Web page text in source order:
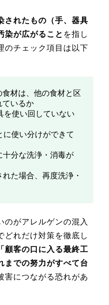
されたもの（手、器具
染が広がること を指し
のチェック項目は以下
材は、他の食材と区
ているか
を使い回していない
に使い分けができて
十分な洗浄・消毒が
た場合、再度洗浄・
のがアレルゲンの混入
どれだけ対策を徹底し
「顧客の口に入る最終工
までの努力がすべて台
害につながる恐れがあ